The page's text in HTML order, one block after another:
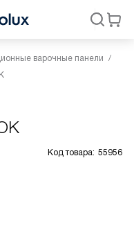
варочные панели
Код товара: 55956